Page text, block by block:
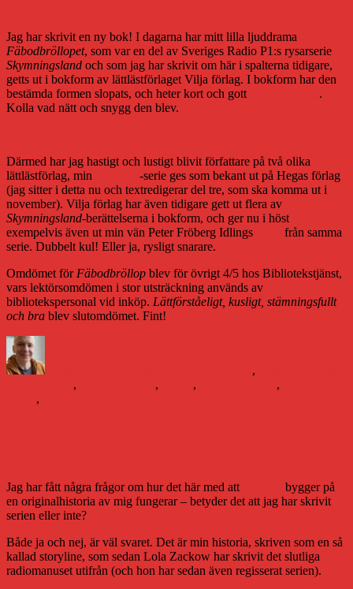
Jag har skrivit en ny bok! I dagarna har mitt lilla ljuddrama
Fäbodbröllopet, som var en del av Sveriges Radio P1:s rysarserie
Skymningsland och som jag har skrivit om här i spalterna tidigare,
getts ut i bokform av lättlästförlaget Vilja förlag. I bokform har den
bestämda formen slopats, och heter kort och gott
.
Kolla vad nätt och snygg den blev.
Därmed har jag hastigt och lustigt blivit författare på två olika
lättlästförlag, min
-serie ges som bekant ut på Hegas förlag
(jag sitter i detta nu och textredigerar del tre, som ska komma ut i
november). Vilja förlag har även tidigare gett ut flera av
Skymningsland-berättelserna i bokform, och ger nu i höst
exempelvis även ut min vän Peter Fröberg Idlings
från samma
serie. Dubbelt kul! Eller ja, rysligt snarare.
Omdömet för Fäbodbröllop blev för övrigt 4/5 hos Bibliotekstjänst,
vars lektörsomdömen i stor utsträckning används av
bibliotekspersonal vid inköp. Lättförståeligt, kusligt, stämningsfullt
och bra blev slutomdömet. Fint!
,
, , , ,
,
Jag har fått några frågor om hur det här med att
bygger på
en originalhistoria av mig fungerar – betyder det att jag har skrivit
serien eller inte?
Både ja och nej, är väl svaret. Det är min historia, skriven som en så
kallad storyline, som sedan Lola Zackow har skrivit det slutliga
radiomanuset utifrån (och hon har sedan även regisserat serien).